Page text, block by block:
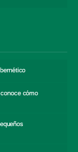
cómo